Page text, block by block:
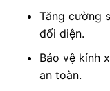
Tăng cường
đối diện.
Bảo vệ kính
an toàn.